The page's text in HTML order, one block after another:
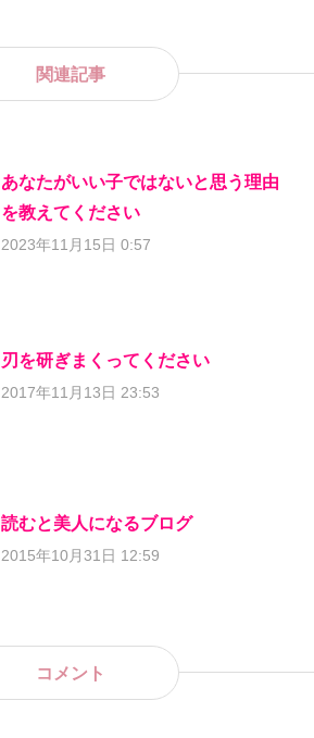
関連記事
あなたがいい子ではないと思う理由
を教えてください
2023年11月15日 0:57
刃を研ぎまくってください
2017年11月13日 23:53
読むと美人になるブログ
2015年10月31日 12:59
コメント